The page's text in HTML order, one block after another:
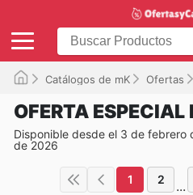
Catálogos de mK Ofertas
OFERTA ESPECIAL
Disponible desde el 3 de febrero
de 2026
1 2 ...